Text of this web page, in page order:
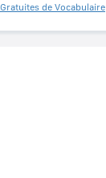
de Vocabulaire